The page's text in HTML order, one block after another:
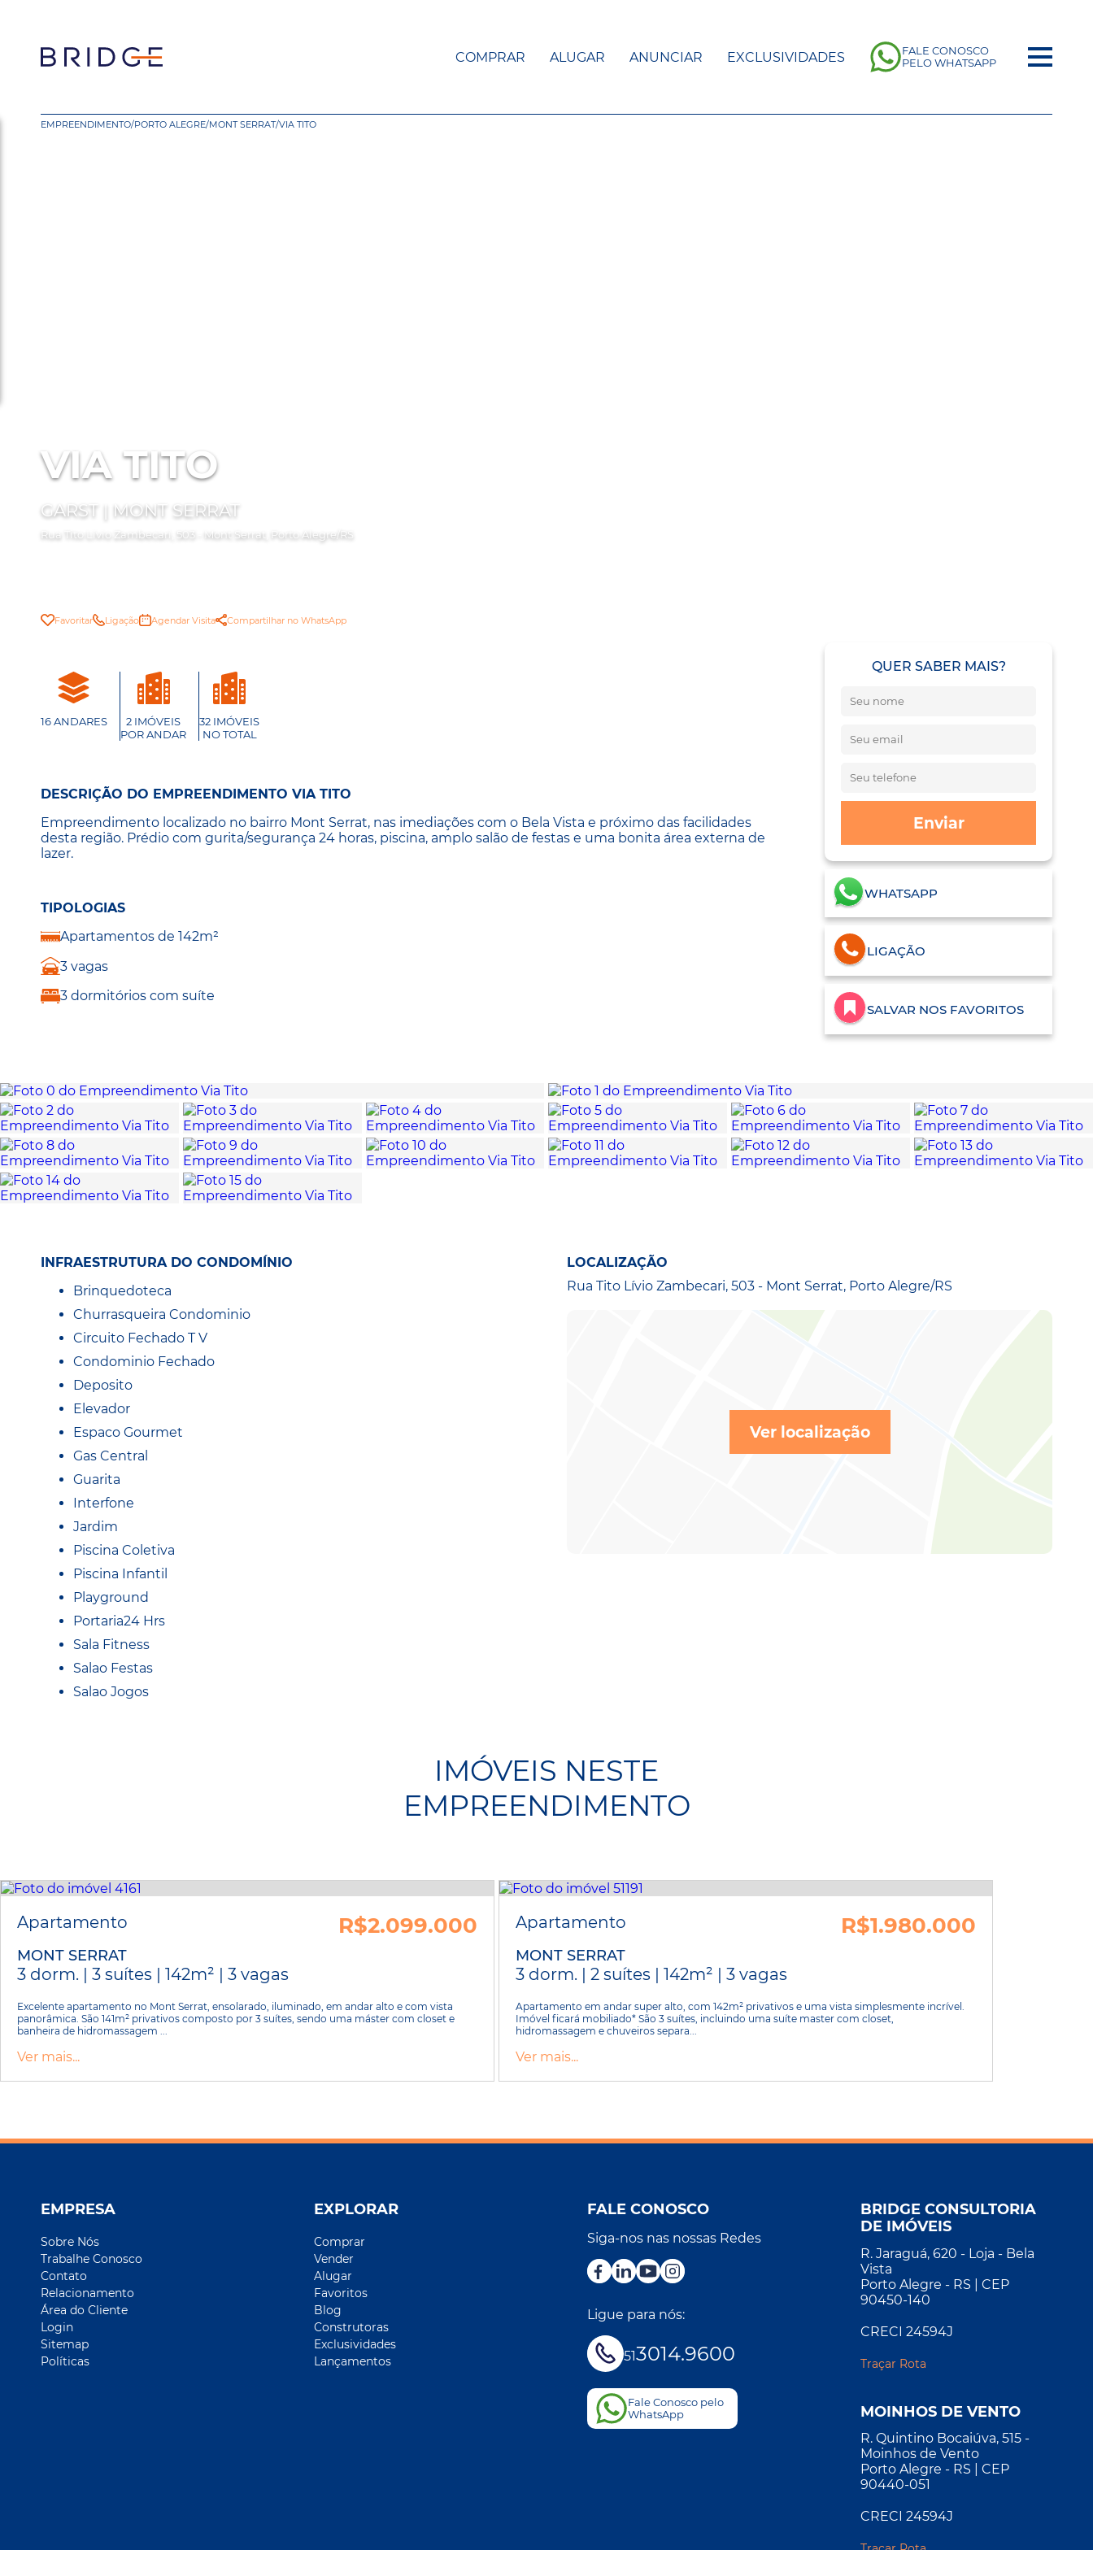
COMPRAR ALUGAR ANUNCIAR EXCLUSIVIDADES
FALE CONOSCO
PELO WHATSAPP
EMPREENDIMENTO/PORTO ALEGRE/MONT SERRAT/VIA TITO
VIA TITO
GARST | MONT SERRAT
Rua Tito Lívio Zambecari, 503 - Mont Serrat, Porto Alegre/RS
Favoritar Ligação Agendar Visita Compartilhar no WhatsApp
16 ANDARES
2 IMÓVEIS
POR ANDAR
32 IMÓVEIS
NO TOTAL
DESCRIÇÃO DO EMPREENDIMENTO VIA TITO
Empreendimento localizado no bairro Mont Serrat, nas imediações com o Bela Vista e próximo das facilidades
desta região. Prédio com gurita/segurança 24 horas, piscina, amplo salão de festas e uma bonita área externa de
lazer.
TIPOLOGIAS
Apartamentos de 142m²
3 vagas
3 dormitórios com suíte
QUER SABER MAIS?
Enviar
WHATSAPP
LIGAÇÃO
SALVAR NOS FAVORITOS
INFRAESTRUTURA DO CONDOMÍNIO
Brinquedoteca
Churrasqueira Condominio
Circuito Fechado T V
Condominio Fechado
Deposito
Elevador
Espaco Gourmet
Gas Central
Guarita
Interfone
Jardim
Piscina Coletiva
Piscina Infantil
Playground
Portaria24 Hrs
Sala Fitness
Salao Festas
Salao Jogos
LOCALIZAÇÃO
Rua Tito Lívio Zambecari, 503 - Mont Serrat, Porto Alegre/RS
Ver localização
IMÓVEIS NESTE
EMPREENDIMENTO
Apartamento R$2.099.000
MONT SERRAT
3 dorm. | 3 suítes | 142m² | 3 vagas
Excelente apartamento no Mont Serrat, ensolarado, iluminado, em andar alto e com vista
panorâmica. São 141m² privativos composto por 3 suítes, sendo uma máster com closet e
banheira de hidromassagem ...
Ver mais...
Apartamento R$1.980.000
MONT SERRAT
3 dorm. | 2 suítes | 142m² | 3 vagas
Apartamento em andar super alto, com 142m² privativos e uma vista simplesmente incrível.
Imóvel ficará mobiliado* São 3 suítes, incluindo uma suíte master com closet,
hidromassagem e chuveiros separa...
Ver mais...
EMPRESA
Sobre Nós
Trabalhe Conosco
Contato
Relacionamento
Área do Cliente
Login
Sitemap
Políticas
EXPLORAR
Comprar
Vender
Alugar
Favoritos
Blog
Construtoras
Exclusividades
Lançamentos
FALE CONOSCO
Siga-nos nas nossas Redes
Ligue para nós:
513014.9600
Fale Conosco pelo
WhatsApp
BRIDGE CONSULTORIA
DE IMÓVEIS
R. Jaraguá, 620 - Loja - Bela
Vista
Porto Alegre - RS | CEP
90450-140
CRECI 24594J
Traçar Rota
MOINHOS DE VENTO
R. Quintino Bocaiúva, 515 -
Moinhos de Vento
Porto Alegre - RS | CEP
90440-051
CRECI 24594J